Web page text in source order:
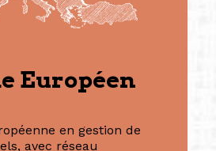
Européen
en gestion de
avec réseau